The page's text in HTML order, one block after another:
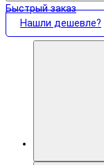
Быстрый заказ
Нашли дешевле?